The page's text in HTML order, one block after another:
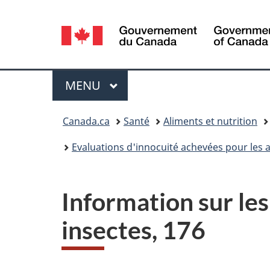
Sélection
de
la
langue
Menu
MENU PRINCIPAL
Canada.ca Santé Aliments et nutrition
Evaluations d'innocuité achevées pour
Information sur
insectes, 176